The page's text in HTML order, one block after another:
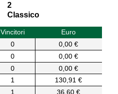
2
Classico
Vincitori
Euro
0
0,00 €
0
0,00 €
0
0,00 €
1
130,91 €
1
36,60 €